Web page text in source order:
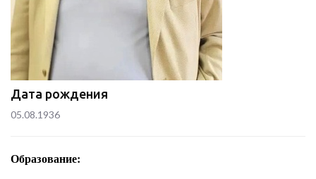
Дата рождения
05.08.1936
Образование: